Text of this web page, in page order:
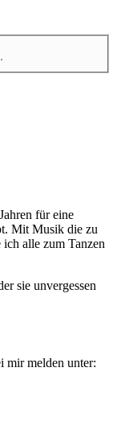
für eine
Mit Musik die zu
alle zum Tanzen
sie unvergessen
mir melden unter: